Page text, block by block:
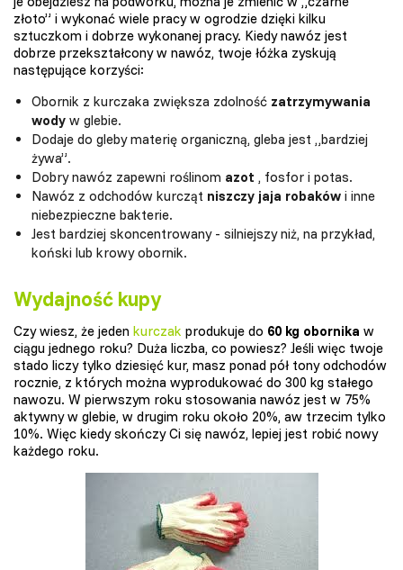
złoto” i wykonać wiele pracy w ogrodzie dzięki kilku
sztuczkom i dobrze wykonanej pracy. Kiedy nawóz jest
dobrze przekształcony w nawóz, twoje łóżka zyskują
następujące korzyści:
Obornik z kurczaka zwiększa zdolność zatrzymywania
wody w glebie.
Dodaje do gleby materię organiczną, gleba jest „bardziej
żywa”.
Dobry nawóz zapewni roślinom azot , fosfor i potas.
Nawóz z odchodów kurcząt niszczy jaja robaków i inne
niebezpieczne bakterie.
Jest bardziej skoncentrowany - silniejszy niż, na przykład,
koński lub krowy obornik.
Wydajność kupy
Czy wiesz, że jeden kurczak produkuje do 60 kg obornika w
ciągu jednego roku? Duża liczba, co powiesz? Jeśli więc twoje
stado liczy tylko dziesięć kur, masz ponad pół tony odchodów
rocznie, z których można wyprodukować do 300 kg stałego
nawozu. W pierwszym roku stosowania nawóz jest w 75%
aktywny w glebie, w drugim roku około 20%, aw trzecim tylko
10%. Więc kiedy skończy Ci się nawóz, lepiej jest robić nowy
każdego roku.